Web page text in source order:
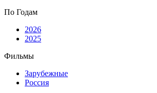
По Годам
2026
2025
Фильмы
Зарубежные
Россия